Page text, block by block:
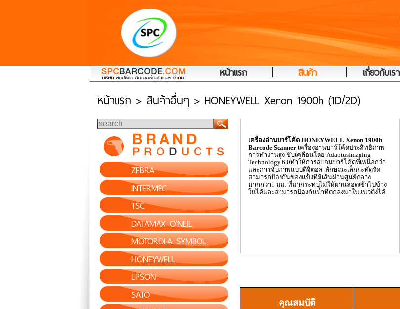
หน้าแรก | สินค้า | เกี่ยวกับเรา
หน้าแรก > สินค้าอื่นๆ > HONEYWELL Xenon 1900h (1D/2D)
ZEBRA
INTERMEC
TSC
DATAMAX O'NEIL
MOTOROLA SYMBOL
HONEYWELL
EPSON
SATO
เครื่องอ่านบาร์โค้ด HONEYWELL Xenon 1900h
Barcode Scanner เครื่องอ่านบาร์โค้ดประสิทธิภาพ
การทำงานสูง ขับเคลื่อนโดย AdaptusImaging
Technology 6.0ทำให้การสแกนบาร์โค้ดที่เหนือกว่า
และการจับภาพแบบดิจิตอล ลักษณะเล็กกะทัดรัด
สามารถป้องกันของแข็งที่มีเส้นผ่านศูนย์กลาง
มากกว่า1 มม. ที่มากระทบไม่ให้ผ่านลอดเข้าไปข้าง
ในได้และสามารถป้องกันน้ำที่ตกลงมาในแนวดิ่งได้
คุณสมบัติ